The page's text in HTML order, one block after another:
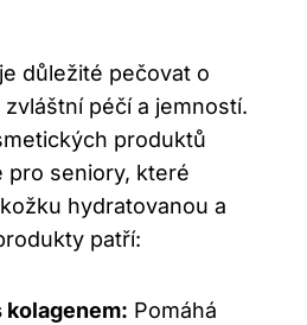
je důležité pečovat o
péčí a jemností.
produktů
pro seniory, které
hydratovanou a
patří:
kolagenem: Pomáhá